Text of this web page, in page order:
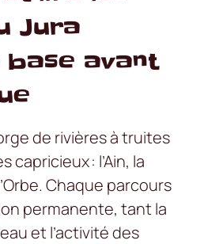
Jura
base avant
de rivières à truites
capricieux : l’Ain, la
Chaque parcours
permanente, tant la
et l’activité des